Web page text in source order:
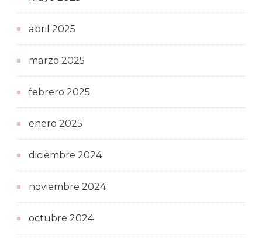
abril 2025
marzo 2025
febrero 2025
enero 2025
diciembre 2024
noviembre 2024
octubre 2024